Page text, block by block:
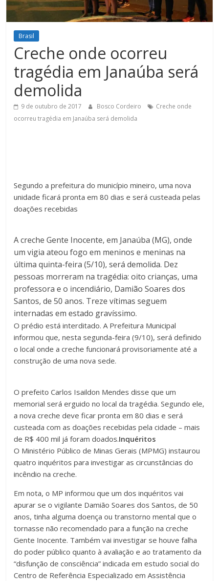
Figueiredo
Brasil
Creche onde ocorreu
tragédia em Janaúba será
demolida
9 de outubro de 2017 Bosco Cordeiro
Creche onde
ocorreu tragédia em Janaúba será demolida
Segundo a prefeitura do município mineiro, uma nova
unidade ficará pronta em 80 dias e será custeada pelas
doações recebidas
A creche Gente Inocente, em Janaúba (MG), onde
um vigia ateou fogo em meninos e meninas na
última quinta-feira (5/10), será demolida. Dez
pessoas morreram na tragédia: oito crianças, uma
professora e o incendiário, Damião Soares dos
Santos, de 50 anos. Treze vítimas seguem
internadas em estado gravíssimo.
O prédio está interditado. A Prefeitura Municipal
informou que, nesta segunda-feira (9/10), será definido
o local onde a creche funcionará provisoriamente até a
construção de uma nova sede.
O prefeito Carlos Isaildon Mendes disse que um
memorial será erguido no local da tragédia. Segundo ele,
a nova creche deve ficar pronta em 80 dias e será
custeada com as doações recebidas pela cidade – mais
de R$ 400 mil já foram doados.Inquéritos
O Ministério Público de Minas Gerais (MPMG) instaurou
quatro inquéritos para investigar as circunstâncias do
incêndio na creche.
Em nota, o MP informou que um dos inquéritos vai
apurar se o vigilante Damião Soares dos Santos, de 50
anos, tinha alguma doença ou transtorno mental que o
tornasse não recomendado para a função na creche
Gente Inocente. Também vai investigar se houve falha
do poder público quanto à avaliação e ao tratamento da
“disfunção de consciência” indicada em estudo social do
Centro de Referência Especializado em Assistência